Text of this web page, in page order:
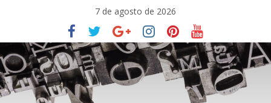
conteúdo
7 de agosto de 2026